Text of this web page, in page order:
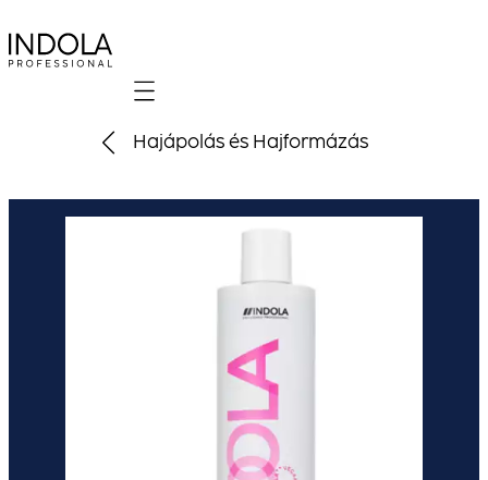
Mobile navigation
Hajápolás és Hajformázás